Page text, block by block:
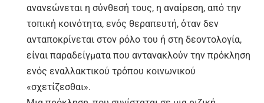
ανανεώνεται η σύνθεσή τους, η αναίρεση, από την
τοπική κοινότητα, ενός θεραπευτή, όταν δεν
ανταποκρίνεται στον ρόλο του ή στη δεοντολογία,
είναι παραδείγματα που αντανακλούν την πρόκληση
ενός εναλλακτικού τρόπου κοινωνικού
«σχετίζεσθαι».